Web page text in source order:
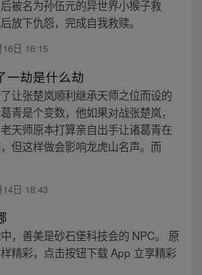
被名为孙伍元的异世界小猴子救
放下仇怨，完成自我救赎。
日 16:15
一劫是什么劫
让张楚岚顺利继承天师之位而设的
青是个变数，他如果对战张楚岚，
天师原本打算亲自出手让诸葛青在
但这样做会影响龙虎山名声。而
14日 18:43
，善美是砂石堡科技会的 NPC。 原
精彩，点击按钮下载 App 立享精彩